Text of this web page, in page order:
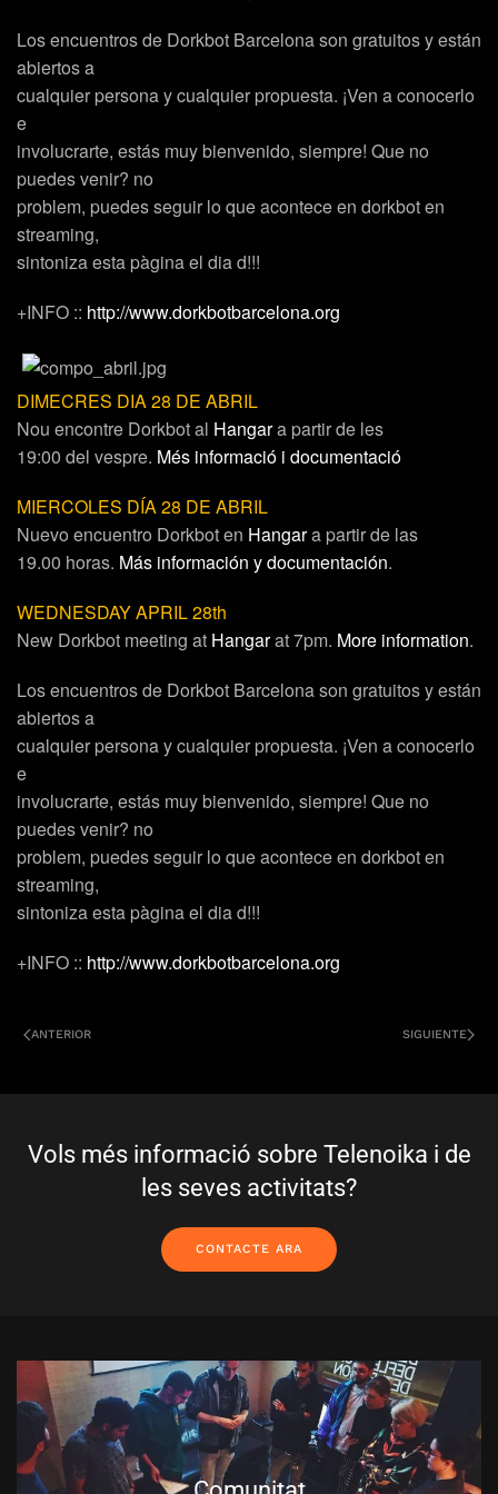
Los encuentros de Dorkbot Barcelona son gratuitos y están
abiertos a
cualquier persona y cualquier propuesta. ¡Ven a conocerlo
e
involucrarte, estás muy bienvenido, siempre! Que no
puedes venir? no
problem, puedes seguir lo que acontece en dorkbot en
streaming,
sintoniza esta pàgina el dia d!!!
+INFO :: http://www.dorkbotbarcelona.org
DIMECRES DIA 28 DE ABRIL
Nou encontre Dorkbot al Hangara partir de les
19:00 del vespre. Més informació i documentació
MIERCOLES DÍA 28 DE ABRIL
Nuevo encuentro Dorkbot en Hangara partir de las
19.00 horas. Más información y documentación.
WEDNESDAY APRIL 28th
New Dorkbot meeting at Hangarat 7pm. More information.
Los encuentros de Dorkbot Barcelona son gratuitos y están
abiertos a
cualquier persona y cualquier propuesta. ¡Ven a conocerlo
e
involucrarte, estás muy bienvenido, siempre! Que no
puedes venir? no
problem, puedes seguir lo que acontece en dorkbot en
streaming,
sintoniza esta pàgina el dia d!!!
+INFO :: http://www.dorkbotbarcelona.org
ANTERIOR SIGUIENTE
Vols més informació sobre Telenoika i de
les seves activitats?
CONTACTE ARA